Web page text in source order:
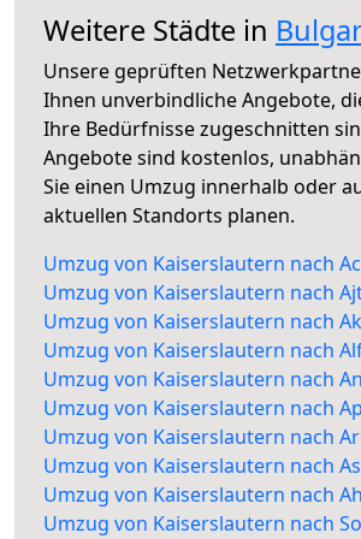
Weitere Städte in
Unsere geprüften
Ihnen unverbindliche Angebote,
Ihre Bedürfnisse zugeschnitten
Angebote sind kostenlos,
Sie einen Umzug innerhalb oder
aktuellen Standorts planen.
Umzug von Kaiserslautern nach
Umzug von Kaiserslautern nach
Umzug von Kaiserslautern nach
Umzug von Kaiserslautern nach
Umzug von Kaiserslautern nach
Umzug von Kaiserslautern nach
Umzug von Kaiserslautern nach
Umzug von Kaiserslautern nach
Umzug von Kaiserslautern nach
Umzug von Kaiserslautern nach